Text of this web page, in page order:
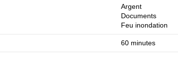
Argent
Documents
Feu inondation
60 minutes